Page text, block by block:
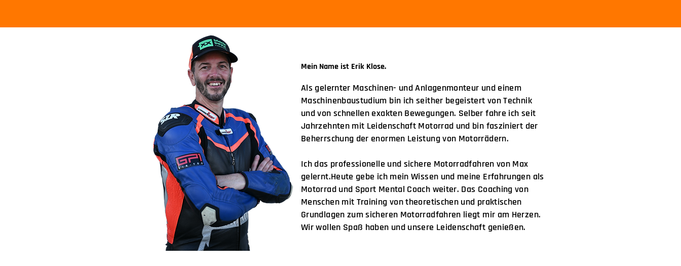
Mein Name ist Erik Klose.
Als gelernter Maschinen- und Anlagenmonteur und einem
Maschinenbaustudium bin ich seither begeistert von Technik
und von schnellen exakten Bewegungen. Selber fahre ich seit
Jahrzehnten mit Leidenschaft Motorrad und bin fasziniert der
Beherrschung der enormen Leistung von Motorrädern.
Ich das professionelle und sichere Motorradfahren von Max
gelernt.Heute gebe ich mein Wissen und meine Erfahrungen als
Motorrad und Sport Mental Coach weiter. Das Coaching von
Menschen mit Training von theoretischen und praktischen
Grundlagen zum sicheren Motorradfahren liegt mir am Herzen.
Wir wollen Spaß haben und unsere Leidenschaft genießen.